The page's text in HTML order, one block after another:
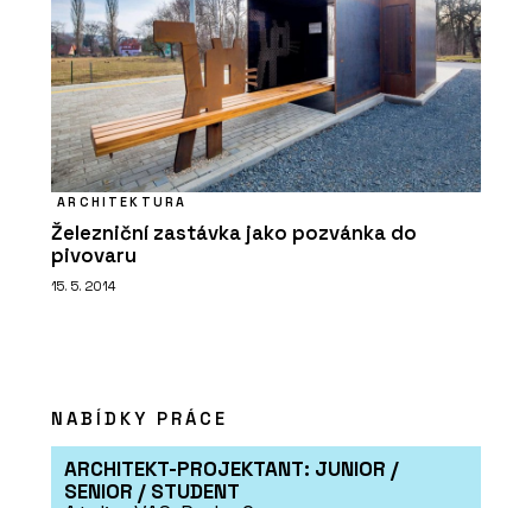
ARCHITEKTURA
Železniční zastávka jako pozvánka do
pivovaru
15. 5. 2014
NABÍDKY PRÁCE
ARCHITEKT-PROJEKTANT: JUNIOR /
SENIOR / STUDENT